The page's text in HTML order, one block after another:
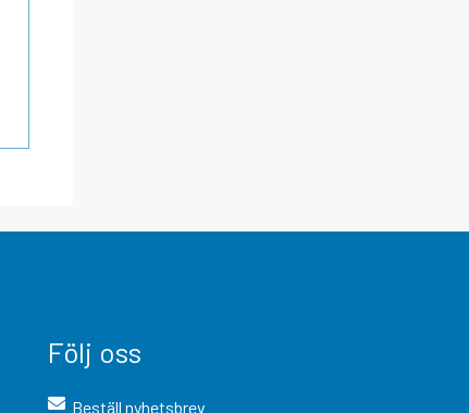
Följ oss
Beställ nyhetsbrev